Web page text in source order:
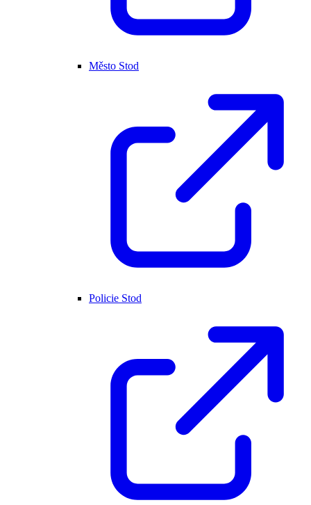
Město Stod
Policie Stod